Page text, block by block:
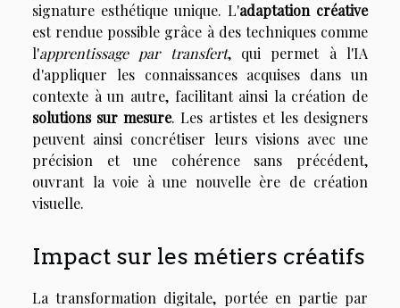
signature esthétique unique. L'adaptation créative
est rendue possible grâce à des techniques comme
l'apprentissage par transfert, qui permet à l'IA
d'appliquer les connaissances acquises dans un
contexte à un autre, facilitant ainsi la création de
solutions sur mesure. Les artistes et les designers
peuvent ainsi concrétiser leurs visions avec une
précision et une cohérence sans précédent,
ouvrant la voie à une nouvelle ère de création
visuelle.
Impact sur les métiers créatifs
La transformation digitale, portée en partie par